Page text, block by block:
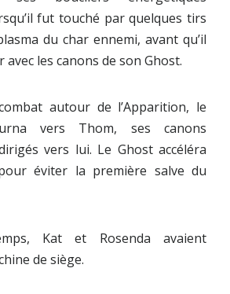
fut touché par quelques tirs
du char ennemi, avant qu’il
avec les canons de son Ghost.
autour de l’Apparition, le
vers Thom, ses canons
vers lui. Le Ghost accéléra
éviter la première salve du
Kat et Rosenda avaient
de siège.